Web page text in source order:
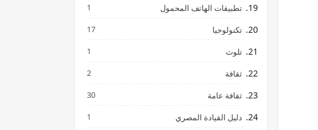
تطبيقات الهاتف المحمول 1
تكنولوجيا 17
تلوث 1
ثقافة 2
ثقافة عامة 30
دليل القيادة المصري 1